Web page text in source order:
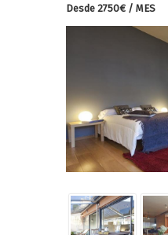
Desde 2750€ / MES